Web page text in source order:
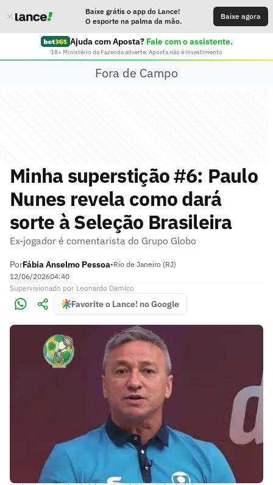
Baixe grátis o app do Lance!
O esporte na palma da mão.
Baixe agora
Ajuda com Aposta? Fale com o assistente.
18+ Ministério da Fazenda adverte: Aposta não é investimento
Fora de Campo
Minha superstição #6: Paulo
Nunes revela como dará
sorte à Seleção Brasileira
Ex-jogador é comentarista do Grupo Globo
PorFábia Anselmo Pessoa•Rio de Janeiro (RJ)
12/06/202604:40
Supervisionado por Leonardo Damico
Favorite o Lance! no Google